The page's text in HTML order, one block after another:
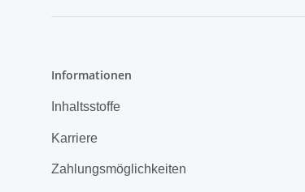
Informationen
Inhaltsstoffe
Karriere
Zahlungsmöglichkeiten